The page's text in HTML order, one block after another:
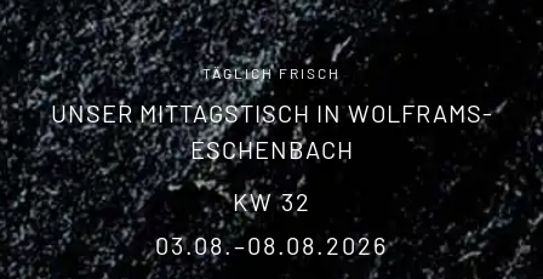
TÄGLICH FRISCH
UNSER MITTAGSTISCH IN WOLFRAMS-
ESCHENBACH
KW 32
03.08.–08.08.2026